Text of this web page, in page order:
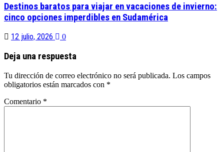
Destinos baratos para viajar en vacaciones de invierno:
cinco opciones imperdibles en Sudamérica
12 julio, 2026 0
Deja una respuesta
Tu dirección de correo electrónico no será publicada. Los campos
obligatorios están marcados con *
Comentario *